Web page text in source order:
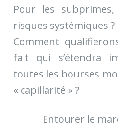
Pour les
risques systémiques ?
Comment
fait qui s’étendra
toutes les bourses
« capillarité » ?
Entourer le